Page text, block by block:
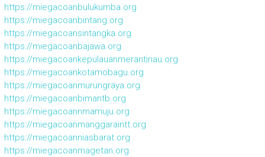
https://miegacoanbulukumba.org
https://miegacoanbintang.org
https://miegacoansintangka.org
https://miegacoanbajawa.org
https://miegacoankepulauanmerantiriau.org
https://miegacoankotamobagu.org
https://miegacoanmurungraya.org
https://miegacoanbimantb.org
https://miegacoannmamuju.org
https://miegacoanmanggaraintt.org
https://miegacoanniasbarat.org
https://miegacoanmagetan.org